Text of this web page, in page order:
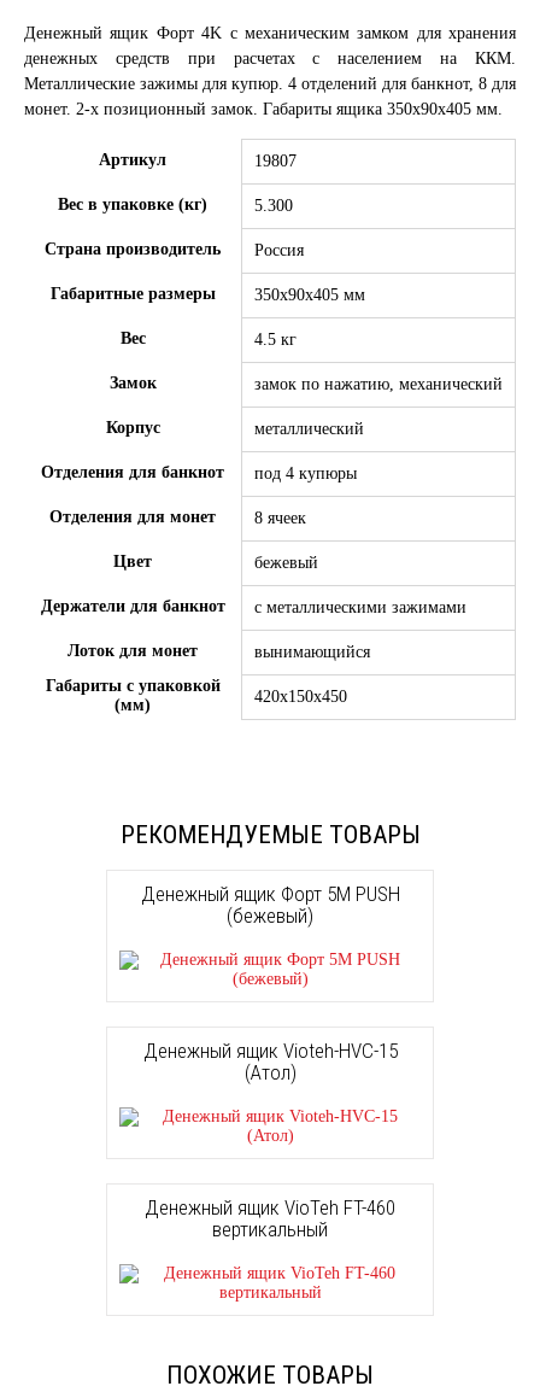
Денежный ящик Форт 4K с механическим замком для хранения
денежных средств при расчетах с населением на ККМ.
Металлические зажимы для купюр. 4 отделений для банкнот, 8 для
монет. 2-х позиционный замок. Габариты ящика 350х90х405 мм.
Артикул 19807
Вес в упаковке (кг) 5.300
Страна производитель Россия
Габаритные размеры 350х90х405 мм
Вес 4.5 кг
Замок замок по нажатию, механический
Корпус металлический
Отделения для банкнот под 4 купюры
Отделения для монет 8 ячеек
Цвет бежевый
Держатели для банкнот с металлическими зажимами
Лоток для монет
вынимающийся
Габариты с упаковкой
(мм)
420x150x450
РЕКОМЕНДУЕМЫЕ ТОВАРЫ
Денежный ящик Форт 5M PUSH
(бежевый)
Денежный ящик Vioteh-HVC-15
(Атол)
Денежный ящик VioTeh FT-460
вертикальный
ПОХОЖИЕ ТОВАРЫ